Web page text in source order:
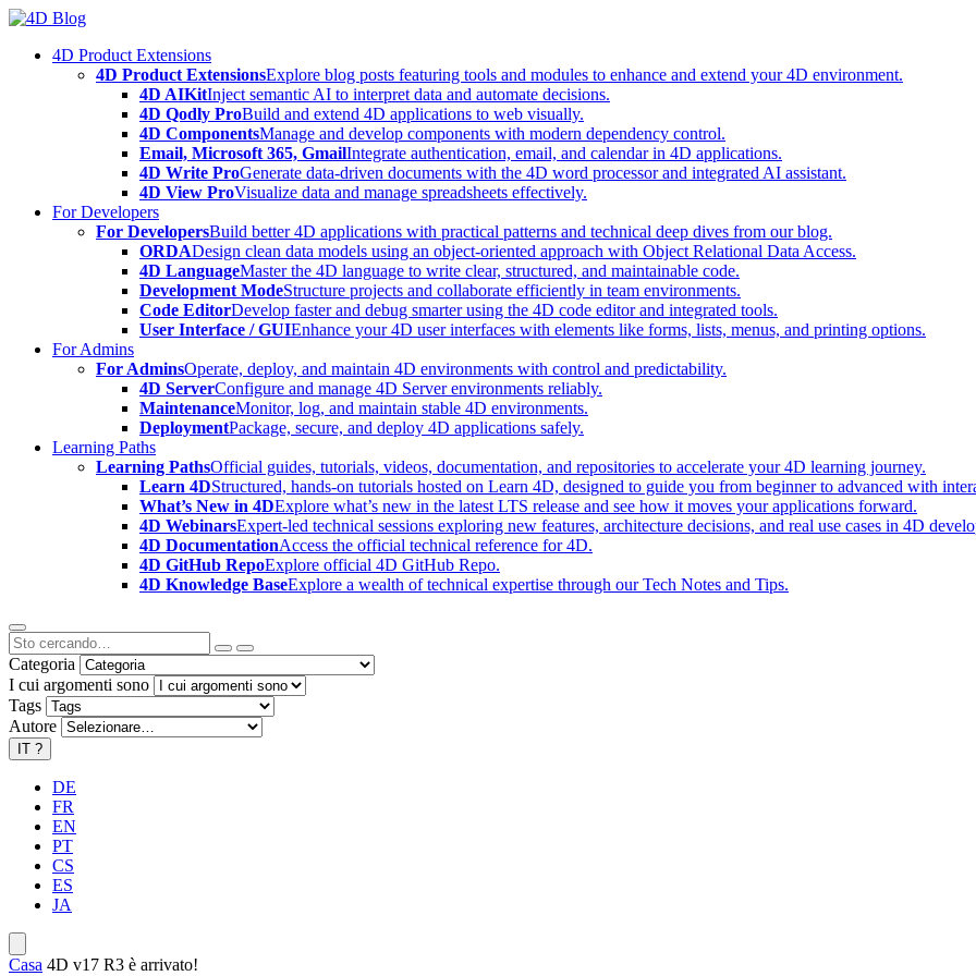
Skip
content4D Product Extensions
4D Product ExtensionsExplore blog posts featuring tools and modules to enhance and extend your 4D environment.
4D AIKitInject semantic AI to interpret data and automate decisions.
4D Qodly ProBuild and extend 4D applications to web visually.
4D ComponentsManage and develop components with modern dependency control.
Email, Microsoft 365, GmailIntegrate authentication, email, and calendar in 4D applications.
4D Write ProGenerate data-driven documents with the 4D word processor and integrated AI assistant.
4D View ProVisualize data and manage spreadsheets effectively.
For Developers
For DevelopersBuild better 4D applications with practical patterns and technical deep dives from our blog.
ORDADesign clean data models using an object-oriented approach with Object Relational Data Access.
4D LanguageMaster the 4D language to write clear, structured, and maintainable code.
Development ModeStructure projects and collaborate efficiently in team environments.
Code EditorDevelop faster and debug smarter using the 4D code editor and integrated tools.
User Interface / GUIEnhance your 4D user interfaces with elements like forms, lists, menus, and printing options.
For Admins
For AdminsOperate, deploy, and maintain 4D environments with control and predictability.
4D ServerConfigure and manage 4D Server environments reliably.
MaintenanceMonitor, log, and maintain stable 4D environments.
DeploymentPackage, secure, and deploy 4D applications safely.
Learning Paths
Learning PathsOfficial guides, tutorials, videos, documentation, and repositories to accelerate your 4D learning journey.
Learn 4DStructured, hands-on tutorials hosted on Learn 4D, designed to guide you from beginner to advanced with
What’s New in 4DExplore what’s new in the latest LTS release and see how it moves your applications forward.
4D WebinarsExpert-led technical sessions exploring new features, architecture decisions, and real use cases in 4D
4D DocumentationAccess the official technical reference for 4D.
4D GitHub RepoExplore official 4D GitHub Repo.
4D Knowledge BaseExplore a wealth of technical expertise through our Tech Notes and Tips.
Categoria
I cui argomenti sono
Tags
Autore
IT ?
DE
FR
EN
PT
CS
ES
JA
Casa 4D v17 R3 è arrivato!